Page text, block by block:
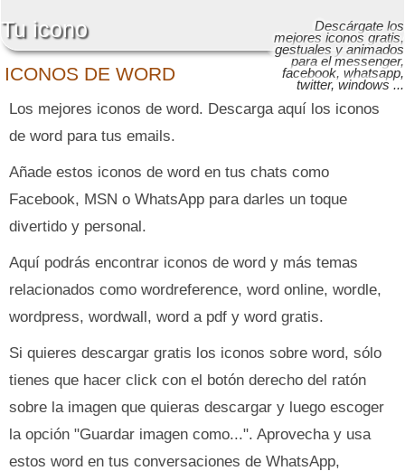
ICONOS DE WORD
Tu icono Descárgate los
mejores iconos gratis,
gestuales y animados
para el messenger,
facebook, whatsapp,
twitter, windows ...
Los mejores iconos de word. Descarga aquí los iconos
de word para tus emails.
Añade estos iconos de word en tus chats como
Facebook, MSN o WhatsApp para darles un toque
divertido y personal.
Aquí podrás encontrar iconos de word y más temas
relacionados como wordreference, word online, wordle,
wordpress, wordwall, word a pdf y word gratis.
Si quieres descargar gratis los iconos sobre word, sólo
tienes que hacer click con el botón derecho del ratón
sobre la imagen que quieras descargar y luego escoger
la opción "Guardar imagen como...". Aprovecha y usa
estos word en tus conversaciones de WhatsApp,